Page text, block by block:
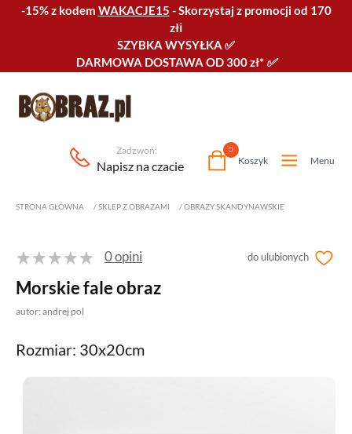
-15% z kodem WAKACJE15 -Skorzystaj z promocji od 170
złℹ️
SZYBKA WYSYŁKA ✅
DARMOWA DOSTAWA OD 300 zł* ✅
Zadzwoń:
Napisz na czacie Koszyk
0
Menu
STRONA GŁÓWNA /SKLEP Z OBRAZAMI /OBRAZY SKANDYNAWSKIE
do ulubionych
0 opini
Morskie fale obraz
autor: andrej pol
Rozmiar: 30x20cm